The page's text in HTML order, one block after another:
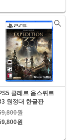
클레르 옵스퀴르
원정대 한글판
원
원